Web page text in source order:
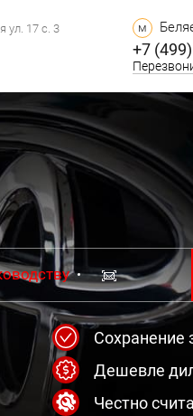
ул. 17 с. 3 м
+7
Сохранение
Дешевле
Честно